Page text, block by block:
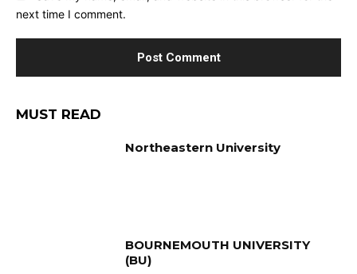
next time I comment.
MUST READ
Northeastern University
BOURNEMOUTH UNIVERSITY
(BU)